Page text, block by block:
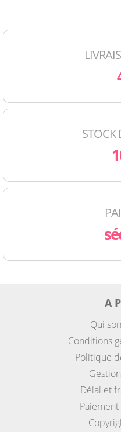
STOCK
A
Qui
Conditions
Politique
Délai et